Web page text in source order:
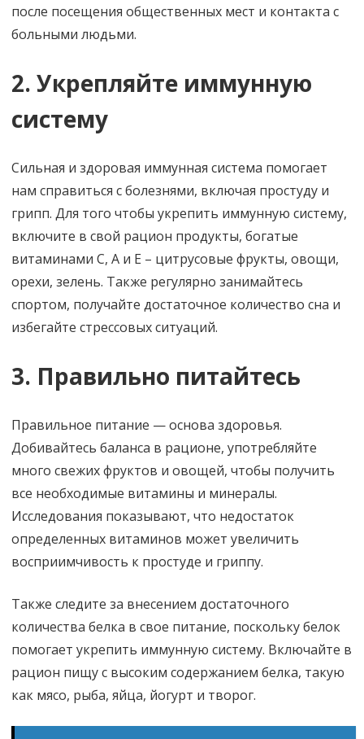
после посещения общественных мест и контакта с
больными людьми.
2. Укрепляйте иммунную
систему
Сильная и здоровая иммунная система помогает
нам справиться с болезнями, включая простуду и
грипп. Для того чтобы укрепить иммунную систему,
включите в свой рацион продукты, богатые
витаминами С, А и E – цитрусовые фрукты, овощи,
орехи, зелень. Также регулярно занимайтесь
спортом, получайте достаточное количество сна и
избегайте стрессовых ситуаций.
3. Правильно питайтесь
Правильное питание — основа здоровья.
Добивайтесь баланса в рационе, употребляйте
много свежих фруктов и овощей, чтобы получить
все необходимые витамины и минералы.
Исследования показывают, что недостаток
определенных витаминов может увеличить
восприимчивость к простуде и гриппу.
Также следите за внесением достаточного
количества белка в свое питание, поскольку белок
помогает укрепить иммунную систему. Включайте в
рацион пищу с высоким содержанием белка, такую
как мясо, рыба, яйца, йогурт и творог.